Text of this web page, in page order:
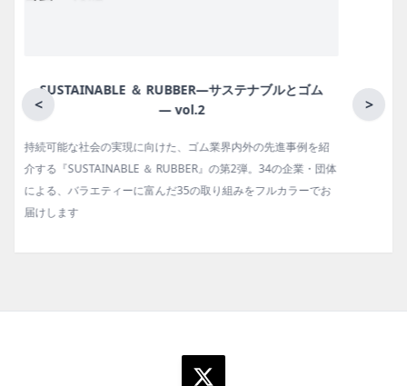
< >
月刊ラバーインダストリー／単品
ゴム報知新聞の姉妹誌。ゴム・エラストマー製品・市場分野別
の動向、新製品・技術、原材料動向、設備・機械の紹介、イン
タビュー、海外企業情報、統計などをコンパクトに掲載してい